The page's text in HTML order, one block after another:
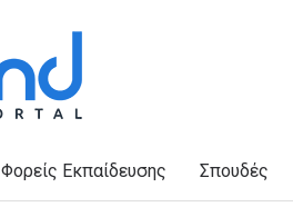
Φορείς Εκπαίδευσης Σπουδές